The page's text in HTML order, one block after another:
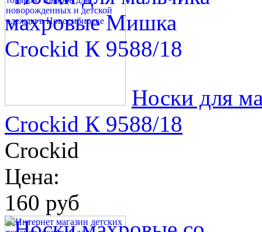
Носки для
Crockid К 9588/18
Crockid
Цена:
160 руб